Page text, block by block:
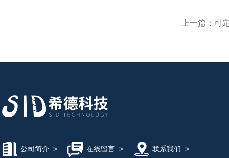
上一篇： 可定
公司简介 > 在线留言> 联系我们 >